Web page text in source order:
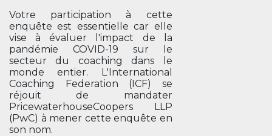
Votre participation à cette
enquête est essentielle car elle
vise à évaluer l'impact de la
pandémie COVID-19 sur le
secteur du coaching dans le
monde entier. L'International
Coaching Federation (ICF) se
réjouit de mandater
PricewaterhouseCoopers LLP
(PwC) à mener cette enquête en
son nom.